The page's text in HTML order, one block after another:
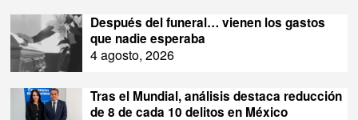
Después del funeral… vienen los gastos
que nadie esperaba
4 agosto, 2026
Tras el Mundial, análisis destaca reducción
de 8 de cada 10 delitos en México